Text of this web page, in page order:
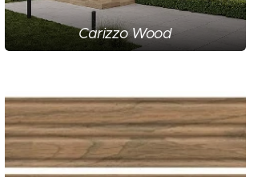
Carizzo Wood